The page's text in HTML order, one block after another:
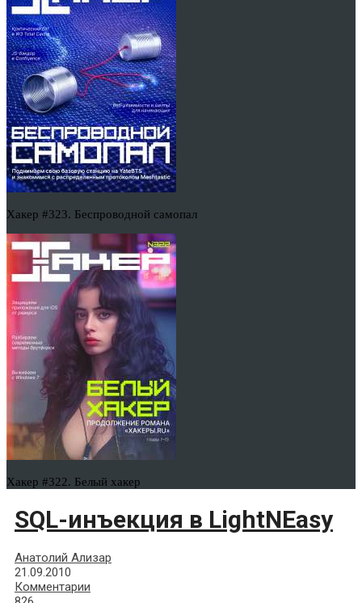
Хакер #323. Беспроводной самопал
Хакер #322. Белый хакер
SQL-инъекция в LightNEasy
Анатолий Ализар
21.09.2010
Комментарии